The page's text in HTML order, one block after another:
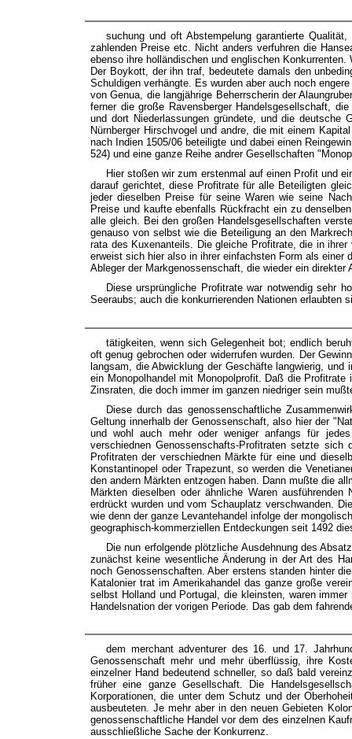
suchung und oft Abstempelung garantierte
zahlenden Preise etc. Nicht anders verfuhren die
ebenso ihre holländischen und englischen
Der Boykott, der ihn traf, bedeutete damals den
Schuldigen verhängte. Es wurden aber auch noch
von Genua, die langjährige Beherrscherin der
ferner die große Ravensberger Handelsgesellschaft,
und dort Niederlassungen gründete, und die deutsche
Nürnberger Hirschvogel und andre, die mit einem
nach Indien 1505/06 beteiligte und dabei einen
524) und eine ganze Reihe andrer Gesellschaften
Hier stoßen wir zum erstenmal auf einen Profit und
darauf gerichtet, diese Profitrate für alle Beteiligten
jeder dieselben Preise für seine Waren wie seine
Preise und kaufte ebenfalls Rückfracht ein zu
alle gleich. Bei den großen Handelsgesellschaften
genauso von selbst wie die Beteiligung an den
rata des Kuxenanteils. Die gleiche Profitrate, die in
erweist sich hier also in ihrer einfachsten Form als
Ableger der Markgenossenschaft, die wieder ein direkter
Diese ursprüngliche Profitrate war notwendig sehr
Seeraubs; auch die konkurrierenden Nationen erlaubten
tätigkeiten, wenn sich Gelegenheit bot; endlich
oft genug gebrochen oder widerrufen wurden. Der
langsam, die Abwicklung der Geschäfte langwierig,
ein Monopolhandel mit Monopolprofit. Daß die
Zinsraten, die doch immer im ganzen niedriger sein
Diese durch das genossenschaftliche
Geltung innerhalb der Genossenschaft, also hier der
und wohl auch mehr oder weniger anfangs für
verschiednen Genossenschafts-Profitraten setzte
Profitraten der verschiednen Märkte für eine und
Konstantinopel oder Trapezunt, so werden die
den andern Märkten entzogen haben. Dann mußte die
Märkten dieselben oder ähnliche Waren
erdrückt wurden und vom Schauplatz verschwanden.
wie denn der ganze Levantehandel infolge der
geographisch-kommerziellen Entdeckungen seit 1492
Die nun erfolgende plötzliche Ausdehnung des
zunächst keine wesentliche Änderung in der Art des
noch Genossenschaften. Aber erstens standen hinter
Katalonier trat im Amerikahandel das ganze große
selbst Holland und Portugal, die kleinsten, waren
Handelsnation der vorigen Periode. Das gab dem
dem merchant adventurer des 16. und 17.
Genossenschaft mehr und mehr überflüssig, ihre
einzelner Hand bedeutend schneller, so daß bald
früher eine ganze Gesellschaft. Die
Korporationen, die unter dem Schutz und der
ausbeuteten. Je mehr aber in den neuen Gebieten
genossenschaftliche Handel vor dem des einzelnen
ausschließliche Sache der Konkurrenz.